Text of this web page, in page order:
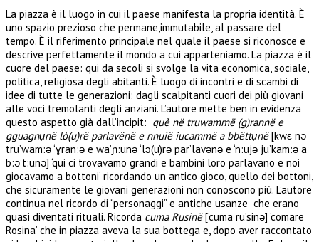
La piazza è il luogo in cui il paese manifesta la propria identità. È
uno spazio prezioso che permane,immutabile, al passare del
tempo. È il riferimento principale nel quale il paese si riconosce e
descrive perfettamente il mondo a cui apparteniamo. La piazza è il
cuore del paese: qui da secoli si svolge la vita economica, sociale,
politica, religiosa degli abitanti. È luogo di incontri e di scambi di
idee di tutte le generazioni: dagli scalpitanti cuori dei più giovani
alle voci tremolanti degli anziani. L’autore mette ben in evidenza
questo aspetto già dall’incipit: què në truwammë (g)rannë e
gguagnụnë lò(u)rë parlavënë e nnuië iucammë a bbëttụnë[kwɛ nə
tru’wam:ə ‘ɣran:ə e wa’ɲ:unə ‘lɔ(u)rə par’lavənə e ‘n:ujə ju’kam:ə a
b:ə’t:unə] ‘qui ci trovavamo grandi e bambini loro parlavano e noi
giocavamo a bottoni’ ricordando un antico gioco, quello dei bottoni,
che sicuramente le giovani generazioni non conoscono più. L’autore
continua nel ricordo di “personaggi” e antiche usanze che erano
quasi diventati rituali. Ricorda cuma Rusinë[‘cuma ru’sinə] ‘comare
Rosina’ che in piazza aveva la sua bottega e, dopo aver raccontato